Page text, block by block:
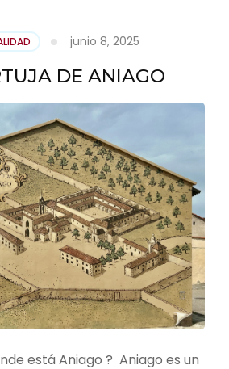
junio 8, 2025
DE ANIAGO
está Aniago ? Aniago es un